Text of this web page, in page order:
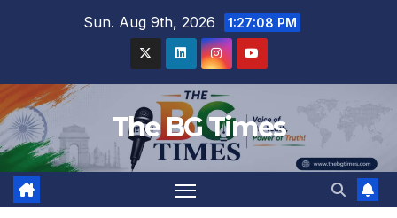
Sun. Aug 9th, 2026 1:27:09 PM
The BG Times